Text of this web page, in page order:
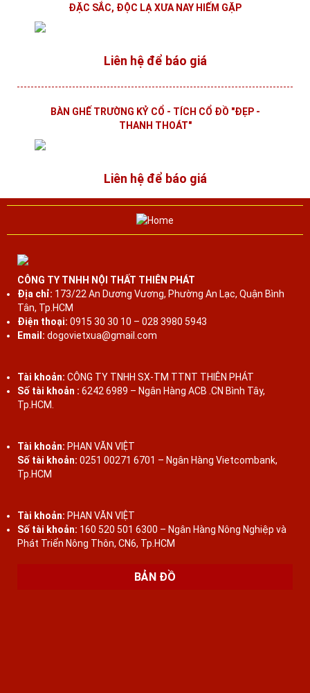
ĐẶC SẮC, ĐỘC LẠ XƯA NAY HIẾM GẶP
Liên hệ để báo giá
BÀN GHẾ TRƯỜNG KỶ CỔ - TÍCH CỔ ĐỒ "ĐẸP -
THANH THOÁT"
Liên hệ để báo giá
Liên hệ để báo giá
BÀN BÁN NGUYỆT CẨN ỐC XÀ CỪ 7 MÀU PHONG
CÁCH NAM BỘ
Liên hệ để báo giá
BÀN GHẾ GỖ LIM - BỘ TRƯỜNG KỶ HUẾ CHO NHÀ
CÔNG TY TNHH NỘI THẤT THIÊN PHÁT
Địa chỉ: 173/22 An Dương Vương, Phường An Lạc, Quận Bình
Tân, Tp.HCM
Điện thoại: 0915 30 30 10 – 028 3980 5943
Email: dogovietxua@gmail.com
Tài khoản: CÔNG TY TNHH SX-TM TTNT THIÊN PHÁT
Số tài khoản : 6242 6989 – Ngân Hàng ACB .CN Bình Tây,
Tp.HCM.
Tài khoản: PHAN VĂN VIỆT
Số tài khoản: 0251 00271 6701 – Ngân Hàng Vietcombank,
Tp.HCM
Tài khoản: PHAN VĂN VIỆT
Số tài khoản: 160 520 501 6300 – Ngân Hàng Nông Nghiệp và
Phát Triển Nông Thôn, CN6, Tp.HCM
BẢN ĐỒ